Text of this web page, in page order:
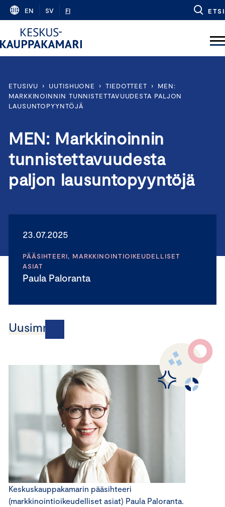
Skip
content
EN SV FI ETSI
ETUSIVU › UUTISHUONE › TIEDOTTEET ›
MEN:
MARKKINOINNIN TUNNISTETTAVUUDESTA PALJON
LAUSUNTOPYYNTÖJÄ
MEN: Markkinoinnin
tunnistettavuudesta
paljon lausuntopyyntöjä
23.07.2025
PÄÄSIHTEERI, MARKKINOINTIOIKEUDELLISET
ASIAT
Paula Paloranta
Uusimmat
Keskuskauppakamarin pääsihteeri
(markkinointioikeudelliset asiat) Paula Paloranta.